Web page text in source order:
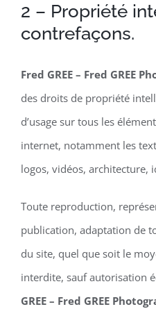
2 – Propriété
contrefaçons.
Fred GREE – Fred GREE
des droits de propriété
d’usage sur tous les
internet, notamment les
logos, vidéos, architecture,
Toute reproduction,
publication, adaptation de
du site, quel que soit le
interdite, sauf autorisation
GREE – Fred GREE